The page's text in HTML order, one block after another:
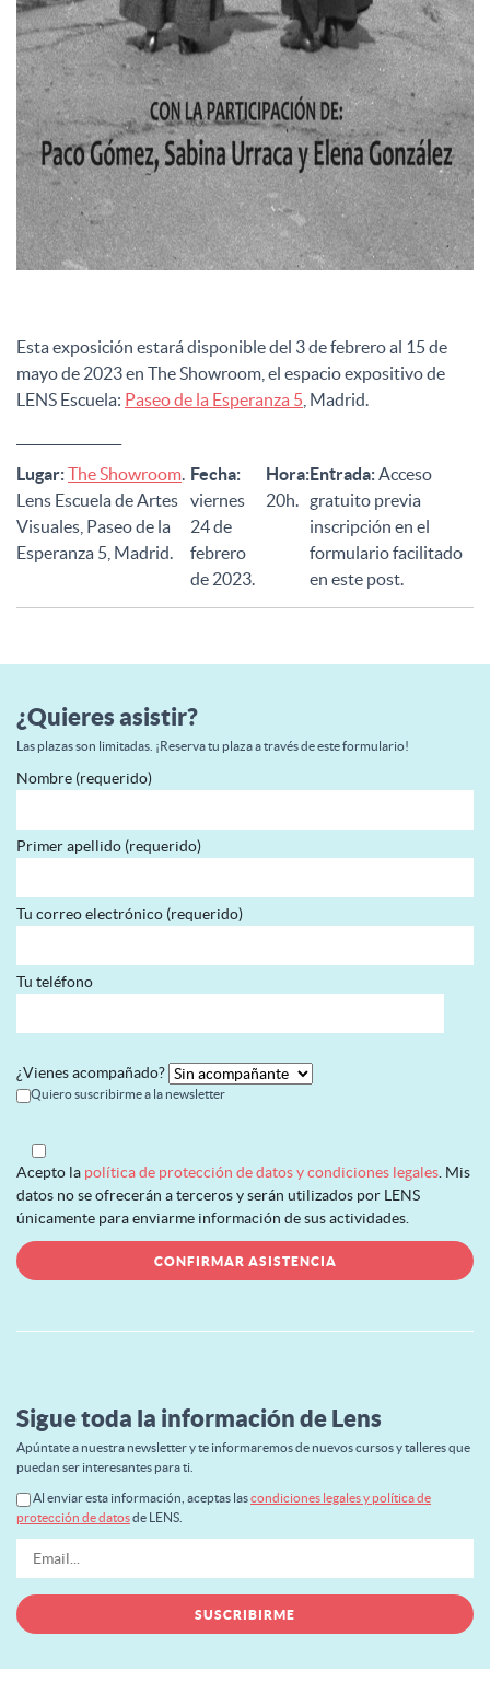
Esta exposición estará disponible del 3 de febrero al 15 de
mayo de 2023 en The Showroom, el espacio expositivo de
LENS Escuela: Paseo de la Esperanza 5 , Madrid.
Lugar:The Showroom
Lens Escuela de Artes
Visuales, Paseo de la
Esperanza 5, Madrid.
Fecha:
viernes
24 de
febrero
de 2023.
Hora:
20h.
Entrada:Acceso
gratuito previa
inscripción en el
formulario facilitado
en este post.
¿Quieres asistir?
Las plazas son limitadas. ¡Reserva tu plaza a través de este formulario!
Nombre (requerido)
Primer apellido (requerido)
Tu correo electrónico (requerido)
Tu teléfono
¿Vienes acompañado?
Quiero suscribirme a la newsletter
Acepto la política de protección de datos y condiciones legales . Mis
datos no se ofrecerán a terceros y serán utilizados por LENS
únicamente para enviarme información de sus actividades.
Sigue toda la información de Lens
Apúntate a nuestra newsletter y te informaremos de nuevos cursos y talleres que
puedan ser interesantes para ti.
Al enviar esta información, aceptas lascondiciones legales y política de
protección de datosde LENS.